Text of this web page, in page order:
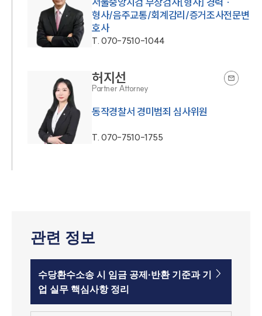
형사/음주교통/회계감리/증거조사전문변
호사
T.070-7510-1044
허지선
Partner Attorney
동작경찰서 경미범죄 심사위원
T.070-7510-1755
관련 정보
수당환수소송 시 임금 공제·반환 기준과 기
업 실무 핵심사항 정리